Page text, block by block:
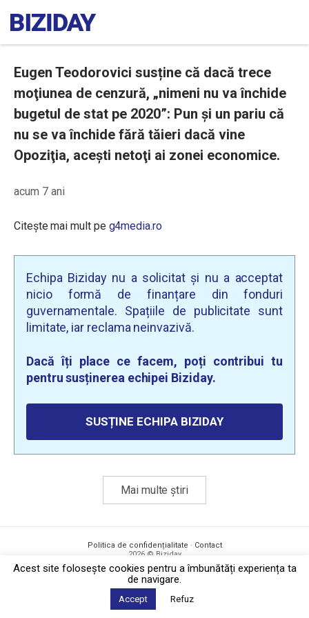
Eugen Teodorovici susține că dacă trece
moţiunea de cenzură, „nimeni nu va închide
bugetul de stat pe 2020”: Pun şi un pariu că
nu se va închide fără tăieri dacă vine
Opoziţia, aceşti netoţi ai zonei economice.
acum 7 ani
Citește mai mult pe g4media.ro
Echipa Biziday nu a solicitat și nu a acceptat
nicio formă de finanțare din fonduri
guvernamentale. Spațiile de publicitate sunt
limitate, iar reclama neinvazivă.
Dacă îți place ce facem, poți contribui tu
pentru susținerea echipei Biziday.
SUSȚINE ECHIPA BIZIDAY
Mai multe știri
Politica de confidențialitate · Contact
2026 © Biziday
Acest site foloseşte cookies pentru a îmbunătăți experiența ta
de navigare.
Accept Refuz